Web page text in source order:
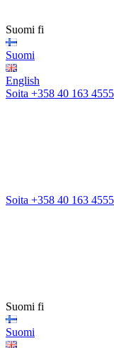
Suomi fi
Suomi
English
Soita +358 40 163 4555
Soita +358 40 163 4555
Suomi fi
Suomi